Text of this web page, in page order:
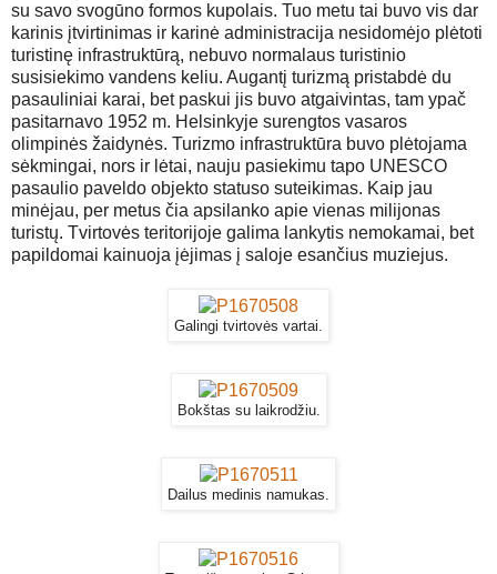
su savo svogūno formos kupolais. Tuo metu tai buvo vis dar
karinis įtvirtinimas ir karinė administracija nesidomėjo plėtoti
turistinę infrastruktūrą, nebuvo normalaus turistinio
susisiekimo vandens keliu. Augantį turizmą pristabdė du
pasauliniai karai, bet paskui jis buvo atgaivintas, tam ypač
pasitarnavo 1952 m. Helsinkyje surengtos vasaros
olimpinės žaidynės. Turizmo infrastruktūra buvo plėtojama
sėkmingai, nors ir lėtai, nauju pasiekimu tapo UNESCO
pasaulio paveldo objekto statuso suteikimas. Kaip jau
minėjau, per metus čia apsilanko apie vienas milijonas
turistų. Tvirtovės teritorijoje galima lankytis nemokamai, bet
papildomai kainuoja įėjimas į saloje esančius muziejus.
Galingi tvirtovės vartai.
Bokštas su laikrodžiu.
Dailus medinis namukas.